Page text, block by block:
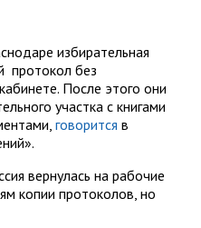
избирательная
протокол без
После этого они
участка с книгами
говорится в
вернулась на рабочие
копии протоколов, но